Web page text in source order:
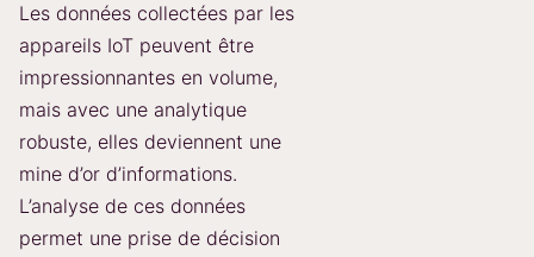
Les données collectées par les
appareils IoT peuvent être
impressionnantes en volume,
mais avec une analytique
robuste, elles deviennent une
mine d’or d’informations.
L’analyse de ces données
permet une prise de décision